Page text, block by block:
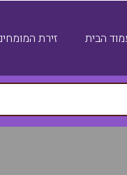
הבית זירת